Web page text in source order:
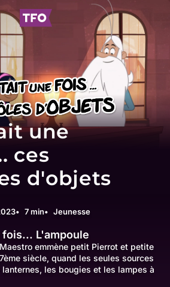
une
ces
d'objets
7 min Jeunesse
L'ampoule
emmène petit Pierrot et petite
siècle, quand les seules sources
les bougies et les lampes à